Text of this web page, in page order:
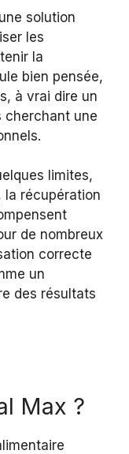
solution
les
la
bien pensée,
à vrai dire un
cherchant une
limites,
la récupération
de nombreux
correcte
un
des résultats
Max ?